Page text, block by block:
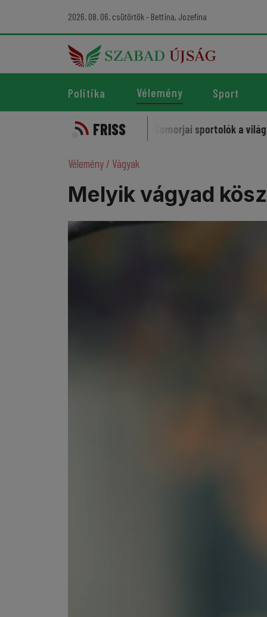
2026. 08. 06. csütörtök - Bettina, Jozefína
Politika Vélemény Sport
FRISS
az iráni vezéreket Somorjai sportolók a világ
Vélemény / Vágyak
Melyik vágyad